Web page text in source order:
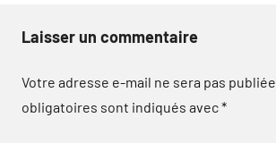
Laisser un commentaire
Votre adresse e-mail ne sera pas publiée.
obligatoires sont indiqués avec*